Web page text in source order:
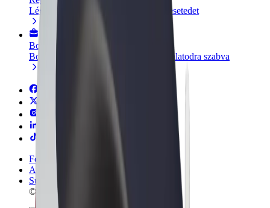
Légy Bolt flottapartner és növeld keresetedet
Bolt for Business
Bolt termékek és szolgáltatások a vállalatodra szabva
Felhasználási feltételek
Adatvédelem
Sütik
© 2026 Bolt Technology OÜ